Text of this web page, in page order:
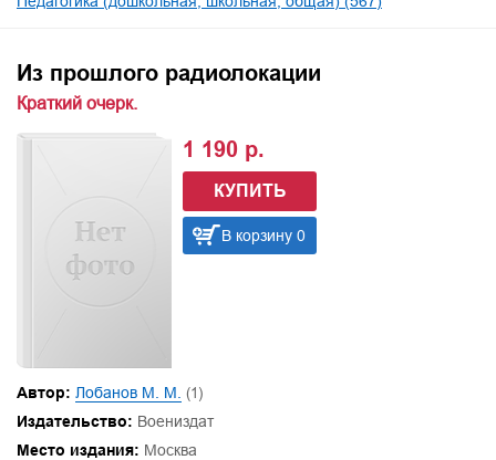
Из прошлого радиолокации
Краткий очерк.
1 190 р.
КУПИТЬ
В корзину 0
Автор: Лобанов М. М. (1)
Издательство: Воениздат
Место издания: Москва